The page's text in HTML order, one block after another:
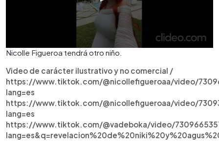
Nicolle Figueroa tendrá otro niño.
Video de carácter ilustrativo y no comercial /
https://www.tiktok.com/@nicollefigueroaa/video/
lang=es
https://www.tiktok.com/@nicollefigueroaa/video/
lang=es
https://www.tiktok.com/@vadeboka/video/